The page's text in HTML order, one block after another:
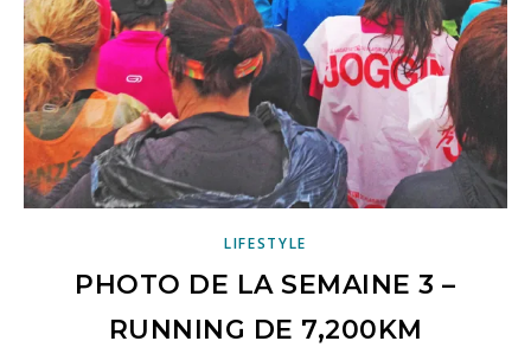
LIFESTYLE
PHOTO DE LA SEMAINE 3 –
RUNNING DE 7,200KM